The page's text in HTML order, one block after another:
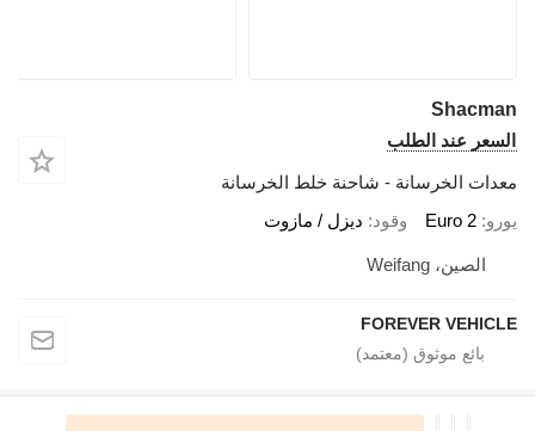
Shacman
السعر عند الطلب
معدات الخرسانة - شاحنة خلط الخرسانة
يورو Euro 2 وقود ديزل / مازوت
الصين، Weifang
FOREVER VEHICLE